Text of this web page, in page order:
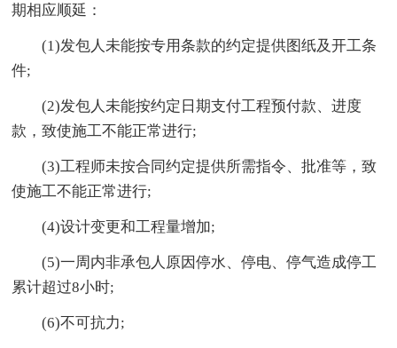
期相应顺延：
(1)发包人未能按专用条款的约定提供图纸及开工条
件;
(2)发包人未能按约定日期支付工程预付款、进度
款，致使施工不能正常进行;
(3)工程师未按合同约定提供所需指令、批准等，致
使施工不能正常进行;
(4)设计变更和工程量增加;
(5)一周内非承包人原因停水、停电、停气造成停工
累计超过8小时;
(6)不可抗力;